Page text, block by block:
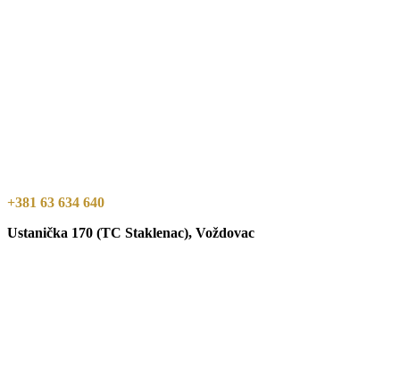
+381 63 634 640
Ustanička 170 (TC Staklenac), Voždovac